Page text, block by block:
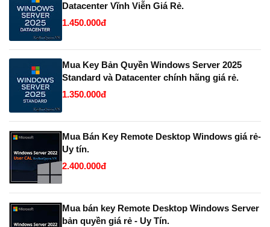
Datacenter Vĩnh Viễn Giá Rẻ.
1.450.000đ
Mua Key Bản Quyền Windows Server 2025
Standard và Datacenter chính hãng giá rẻ.
1.350.000đ
Mua Bán Key Remote Desktop Windows giá rẻ-
Uy tín.
2.400.000đ
Mua bán key Remote Desktop Windows Server
bản quyền giá rẻ - Uy Tín.